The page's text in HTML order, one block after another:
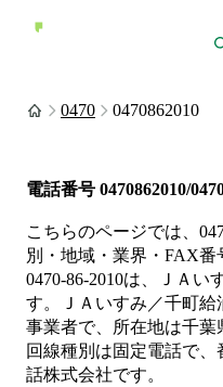
0470 0470862010
電話番号 0470862010/
こちらのページでは、
別・地域・業界・FAX番
0470-86-2010は、 ＪＡい
す。
ＪＡいすみ／千町給
事業者で、所在地は千葉
回線種別は固定電話で、
話株式会社です。